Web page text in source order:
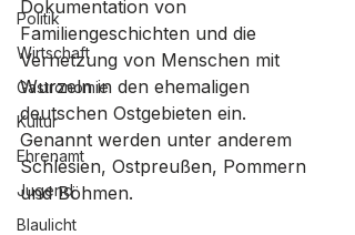
Politik
Wirtschaft
Gastronomie
Kultur
Ehrenamt
Jugend
Blaulicht
Dokumentation von
Familiengeschichten und die
Vernetzung von Menschen mit
Wurzeln in den ehemaligen
deutschen Ostgebieten ein.
Genannt werden unter anderem
Schlesien, Ostpreußen, Pommern
und Böhmen.